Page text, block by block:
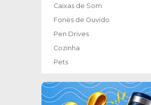
Caixas de Som
Fones de Ouvido
Pen Drives
Cozinha
Pets